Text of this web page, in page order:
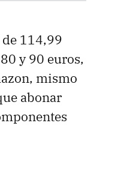
114,99
y 90 euros,
mismo
abonar